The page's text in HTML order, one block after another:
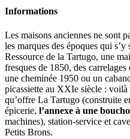
Informations
Les maisons anciennes ne sont
les marques des époques qui
Ressource de la Tartugo, une
fresques de 1850, des carrelages
une cheminée 1950 ou un
picassiette au XXIe siècle :
qu’offre La Tartugo (construite
épicerie, l’annexe à une
machines), station-service et
Petits Brons.